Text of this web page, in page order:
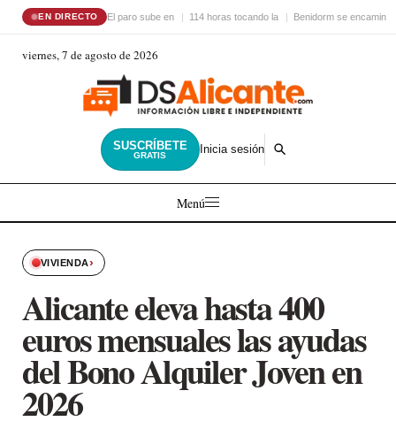
EN DIRECTO El paro sube en 114 horas tocando la Benidorm se encamina
viernes, 7 de agosto de 2026
SUSCRÍBETE
GRATIS Inicia sesión
Menú
VIVIENDA›
Alicante eleva hasta 400
euros mensuales las ayudas
del Bono Alquiler Joven en
2026